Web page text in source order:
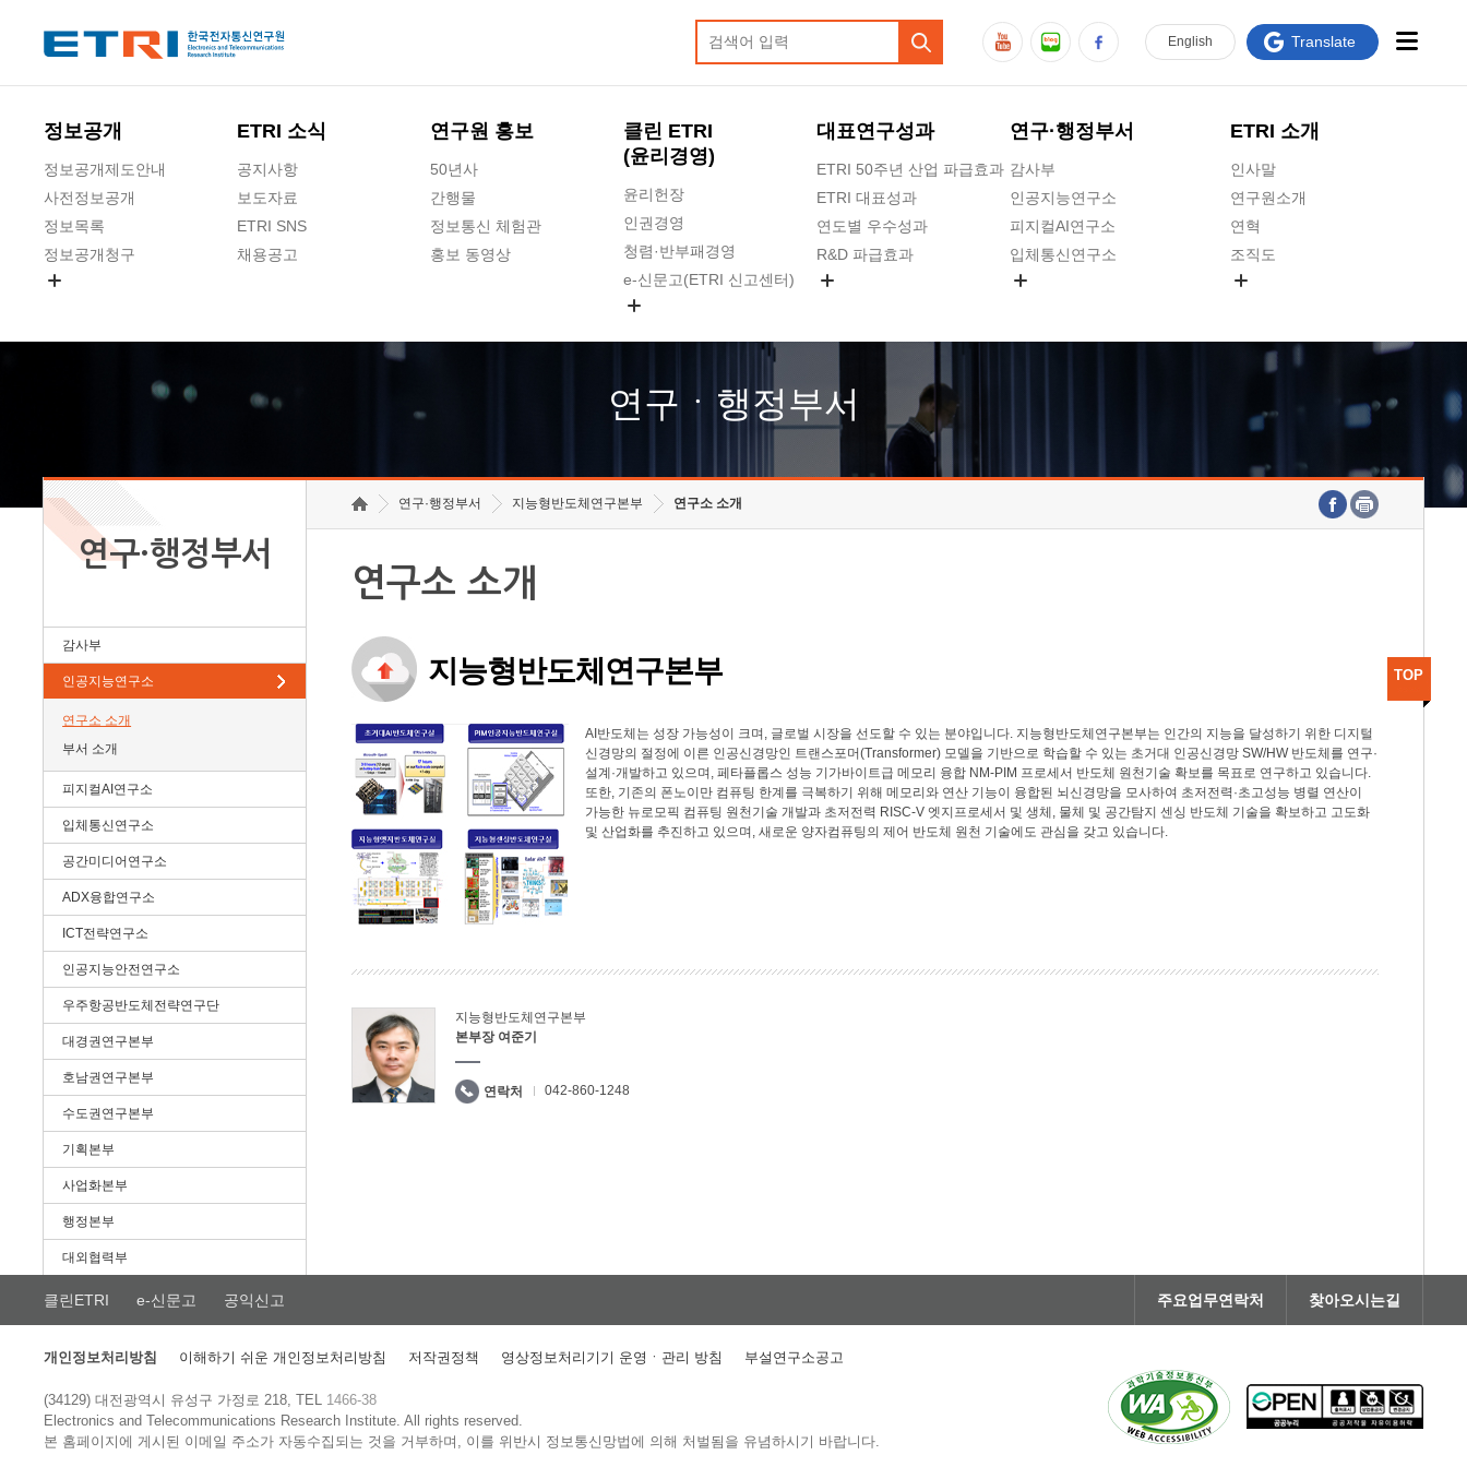
정보공개
정보공개제도안내
사전정보공개
정보목록
정보공개청구
ETRI 소식
공지사항
보도자료
ETRI SNS
채용공고
연구원 홍보
50년사
간행물
정보통신 체험관
홍보 동영상
클린 ETRI
(윤리경영)
윤리헌장
인권경영
청렴·반부패경영
e-신문고(ETRI 신고센터)
고객의소리
수의계약 현황
대표연구성과
ETRI 50주년 산업 파급효과
ETRI 대표성과
연도별 우수성과
R&D 파급효과
연구·행정부서
감사부
인공지능연구소
피지컬AI연구소
입체통신연구소
호남권연구본부
기획본부
ETRI 소개
인사말
연구원소개
연혁
조직도
연구원 고객헌장
주요업무연락처
English Translate
연구ㆍ행정부서
연구·행정부서
감사부
인공지능연구소
연구소 소개
부서 소개
피지컬AI연구소
입체통신연구소
공간미디어연구소
ADX융합연구소
ICT전략연구소
인공지능안전연구소
우주항공반도체전략연구단
대경권연구본부
호남권연구본부
수도권연구본부
기획본부
사업화본부
행정본부
대외협력부
연구·행정부서 지능형반도체연구본부 연구소 소개
연구소 소개
지능형반도체연구본부
AI반도체는 성장 가능성이 크며, 글로벌 시장을 선도할 수 있는 분야입니다. 지능형반도체연구본부는 인간의 지능을 달성하기 위한 디지털
신경망의 절정에 이른 인공신경망인 트랜스포머(Transformer) 모델을 기반으로 학습할 수 있는 초거대 인공신경망 SW/HW 반도체를 연구·
설계·개발하고 있으며, 페타플롭스 성능 기가바이트급 메모리 융합 NM-PIM 프로세서 반도체 원천기술 확보를 목표로 연구하고 있습니다.
또한, 기존의 폰노이만 컴퓨팅 한계를 극복하기 위해 메모리와 연산 기능이 융합된 뇌신경망을 모사하여 초저전력·초고성능 병렬 연산이
가능한 뉴로모픽 컴퓨팅 원천기술 개발과 초저전력 RISC-V 엣지프로세서 및 생체, 물체 및 공간탐지 센싱 반도체 기술을 확보하고 고도화
및 산업화를 추진하고 있으며, 새로운 양자컴퓨팅의 제어 반도체 원천 기술에도 관심을 갖고 있습니다.
지능형반도체연구본부
본부장 여준기
연락처 042-860-1248
TOP
클린ETRI e-신문고 공익신고 주요업무연락처 찾아오시는길
개인정보처리방침 이해하기 쉬운 개인정보처리방침 저작권정책 영상정보처리기기 운영ㆍ관리 방침 부설연구소공고
(34129) 대전광역시 유성구 가정로 218, TEL 1466-38
Electronics and Telecommunications Research Institute.All rights reserved.
본 홈페이지에 게시된 이메일 주소가 자동수집되는 것을 거부하며, 이를 위반시 정보통신망법에 의해 처벌됨을 유념하시기 바랍니다.